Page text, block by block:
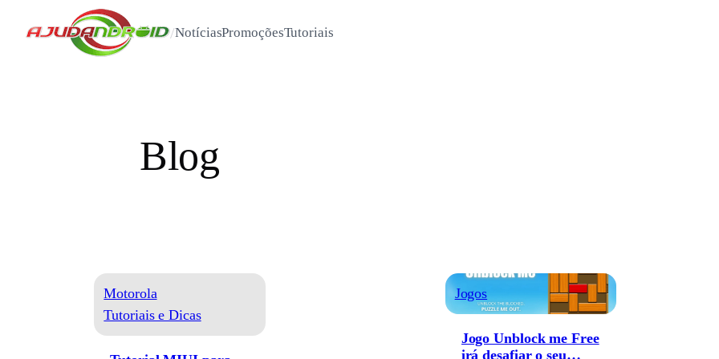
/NotíciasPromoçõesTutoriais
Blog
Motorola
Tutoriais e Dicas
Jogos
Jogo Unblock me Free
irá desafiar o seu